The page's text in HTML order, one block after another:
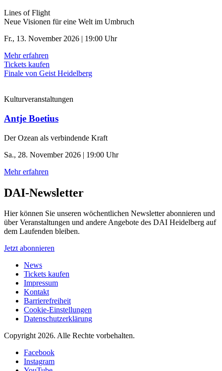
Lines of Flight
Neue Visionen für eine Welt im Umbruch
Fr., 13. November 2026 | 19:00 Uhr
Mehr erfahren
Tickets kaufen
Finale von Geist Heidelberg
Kulturveranstaltungen
Antje Boetius
Der Ozean als verbindende Kraft
Sa., 28. November 2026 | 19:00 Uhr
Mehr erfahren
DAI-Newsletter
Hier können Sie unseren wöchentlichen Newsletter abonnieren und
über Veranstaltungen und andere Angebote des DAI Heidelberg auf
dem Laufenden bleiben.
Jetzt abonnieren
News
Tickets kaufen
Impressum
Kontakt
Barrierefreiheit
Cookie-Einstellungen
Datenschutzerklärung
Copyright 2026. Alle Rechte vorbehalten.
Facebook
Instagram